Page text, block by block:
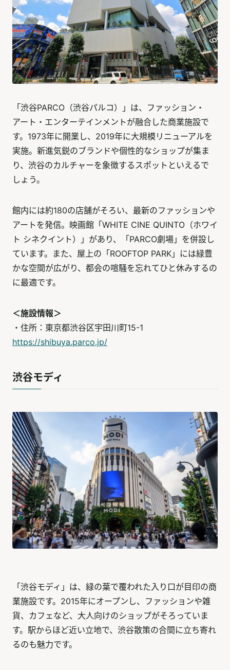
「渋谷PARCO（渋谷パルコ）」は、ファッション・
アート・エンターテインメントが融合した商業施設で
す。1973年に開業し、2019年に大規模リニューアルを
実施。新進気鋭のブランドや個性的なショップが集ま
り、渋谷のカルチャーを象徴するスポットといえるで
しょう。
館内には約180の店舗がそろい、最新のファッションや
アートを発信。映画館「WHITE CINE QUINTO（ホワイ
ト シネクイント）」があり、「PARCO劇場」を併設し
ています。また、屋上の「ROOFTOP PARK」には緑豊
かな空間が広がり、都会の喧騒を忘れてひと休みするの
に最適です。
＜施設情報＞
・住所：東京都渋谷区宇田川町15-1
https://shibuya.parco.jp/
渋谷モディ
「渋谷モディ」は、緑の葉で覆われた入り口が目印の商
業施設です。2015年にオープンし、ファッションや雑
貨、カフェなど、大人向けのショップがそろっていま
す。駅からほど近い立地で、渋谷散策の合間に立ち寄れ
るのも魅力です。